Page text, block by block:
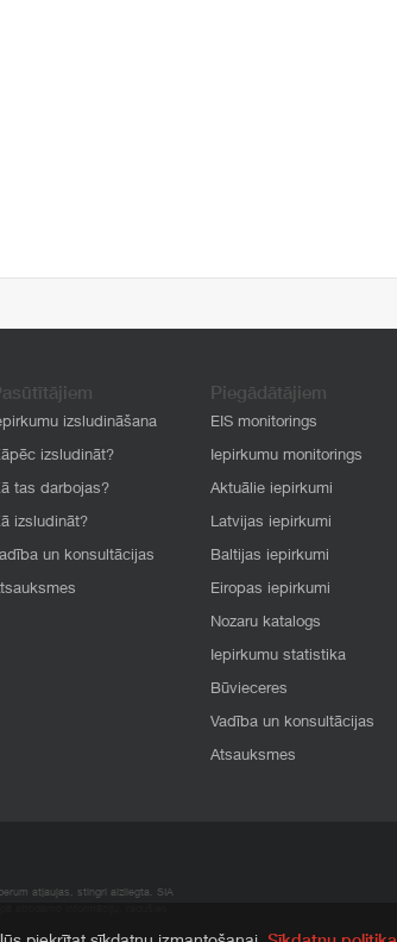
izsludināšana
izsludināt?
tas darbojas?
izsludināt?
un konsultācijas
Piegādātājiem
EIS monitorings
Iepirkumu monitorings
Aktuālie iepirkumi
Latvijas iepirkumi
Baltijas iepirkumi
Eiropas iepirkumi
Nozaru katalogs
Iepirkumu statistika
Būvieceres
Vadība un konsultācijas
Atsauksmes
atļaujas, stingri aizliegta. SIA